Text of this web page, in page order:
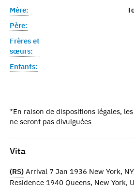
Mère:
Père:
Frères et
sœurs:
Enfants:
*En raison de dispositions légales,
ne seront pas divulguées
Vita
(RS) Arrival 7 Jan 1936 New York,
Residence 1940 Queens, New York,